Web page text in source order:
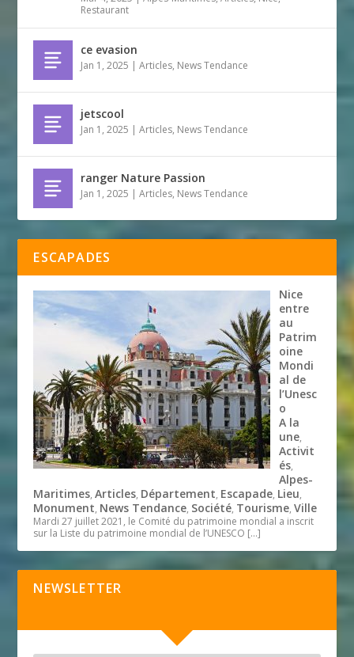
Restaurant
ce evasion
Jan 1, 2025 |Articles, News Tendance
jetscool
Jan 1, 2025 |Articles, News Tendance
ranger Nature Passion
Jan 1, 2025 |Articles, News Tendance
ESCAPADES
Nice
entre
au
Patrim
oine
Mondi
al de
l’Unesc
o
A la
une,
Activit
és,
Alpes-
Maritimes,Articles, Département, Escapade, Lieu,
Monument, News Tendance, Société, Tourisme,Ville
Mardi 27 juillet 2021, le Comité du patrimoine mondial a inscrit
sur la Liste du patrimoine mondial de l’UNESCO […]
NEWSLETTER